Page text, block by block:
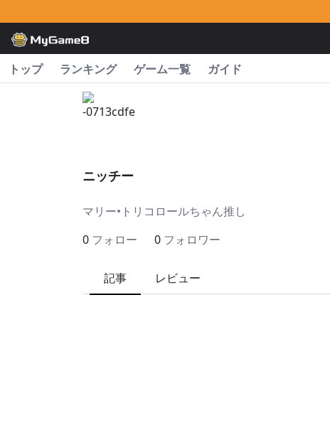
トップ ランキング ゲーム一覧 ガイド
ニッチー
マリー•トリコロールちゃん推し
0 フォロー 0 フォロワー
記事 レビュー